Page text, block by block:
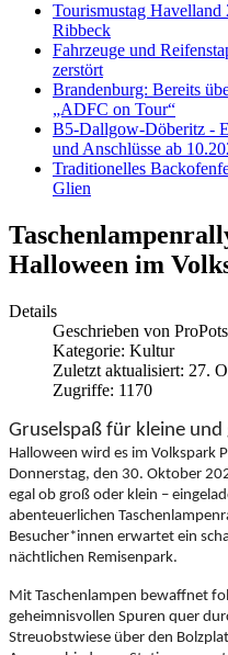
Tourismustag Havelland
Ribbeck
Fahrzeuge und
zerstört
Brandenburg: Bereits
„ADFC on Tour“
B5-Dallgow-Döberitz -
und Anschlüsse ab
Traditionelles
Glien
Halloween im
Details
Geschrieben von
Kategorie: Kultur
Zuletzt aktualisiert: 27.
Zugriffe: 1170
Gruselspaß für kleine
Halloween wird es im Volkspark
Donnerstag, den 30. Oktober
egal ob groß oder klein –
abenteuerlichen
Besucher*innen erwartet ein
nächtlichen Remisenpark.
Mit Taschenlampen bewaffnet
geheimnisvollen Spuren quer
Streuobstwiese über den